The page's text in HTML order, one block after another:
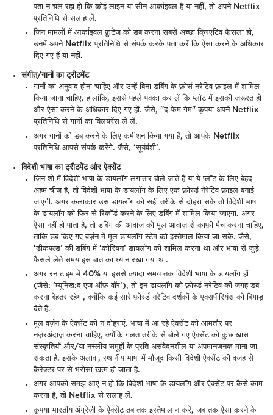
पता न चल रहा हो कि कोई लाइन या सीन आर्काइवल है या नहीं, तो अपने Netflix
प्रतिनिधि से सलाह लें.
जिन मामलों में आर्काइवल फ़ुटेज को डब करना सबसे अच्छा क्रिएटिव फै़सला हो,
उनमें अपने Netflix प्रतिनिधि से संपर्क करके पता करें कि ऐसा करने के अधिकार
दिए गए हैं या नहीं.
संगीत/गानों का ट्रीटमेंट
गानों का अनुवाद होना चाहिए और उन्हें बिना डबिंग के फ़ोर्स नरेटिव फ़ाइल में शामिल
किया जाना चाहिए. हालांकि, इससे पहले पक्का कर लें कि प्लॉट में इसकी ज़रूरत हो
और ऐसा करने के अधिकार दिए गए हों. जैसे, "द फ़ेम गेम" कृपया अपने Netflix
प्रतिनिधि से गानों का क्लियरेंस ले लें.
अगर गानों को डब करने के लिए कमीशन किया गया है, तो आपके Netflix
प्रतिनिधि आपसे संपर्क करेंगे. जैसे, ‘सूर्यवंशी’.
विदेशी भाषा का ट्रीटमेंट और ऐक्सेंट
जिन शो में विदेशी भाषा के डायलॉग लगातार बोले जाते हैं या ये प्लॉट के लिए बेहद
अहम चीज़ है, तो विदेशी भाषा के डायलॉग के लिए एक फ़ोर्स्ड नैरेटिव फ़ाइल बनाई
जाएगी. अगर कलाकार उस डायलॉग को सही तरीके से दोहरा सके तो विदेशी भाषा
के डायलॉग को फिर से रिकॉर्ड करने के लिए डबिंग में शामिल किया जाएगा. अगर
ऐसा नहीं हो पाता है, तो डबिंग की आवाज़ को मूल आवाज़ से काफ़ी मैच करना चाहिए,
ताकि डब किए गए वर्ज़न में मूल डायलॉग स्टेम को इस्तेमाल किया जा सके. जैसे,
‘डीकपल्ड’ की डबिंग में ‘कोरियन’ डायलॉग को शामिल करना था और भाषा से जुड़े
फ़ैसले लेते समय इस बात का ध्यान रखा गया था.
अगर रन टाइम में 40% या इससे ज़्यादा समय तक विदेशी भाषा के डायलॉग हों
(जैसे: ‘म्यूनिख:द एज ऑफ़ वॉर’), तो इन डायलॉग को फ़ोर्स्ड नरेटिव की जगह डब
करना बेहतर रहेगा, क्योंकि कई सारे फ़ोर्स्ड नरेटिव दर्शकों के एक्सपीरियंस को बिगाड़
देते हैं.
मूल वर्ज़न के ऐक्सेंट को न दोहराएं. भाषा में आ रहे ऐक्सेंट को आमतौर पर
नज़रअंदाज़ करना चाहिए, क्योंकि गलत तरीके से बोले गए ऐक्सेंट को कुछ खास
संस्कृतियों और/या नस्लीय समूहों के प्रति असंवेदनशील या अपमानजनक माना जा
सकता है. इसके अलावा, स्थानीय भाषा में मौजूद किसी विदेशी ऐक्सेंट की वजह से
कैरेक्टर पर से भरोसा खत्म हो जाता है.
अगर आपको समझ आए न हो कि विदेशी भाषा के डायलॉग और ऐक्सेंट पर कैसे काम
करना है, तो Netflix से सलाह लें.
कृपया भारतीय अंग्रेज़ी के ऐक्सेंट तब तक इस्तेमाल न करें, जब तक ऐसा करने के